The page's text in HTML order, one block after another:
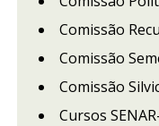
Comissão
Comissão
Comissão
Cursos